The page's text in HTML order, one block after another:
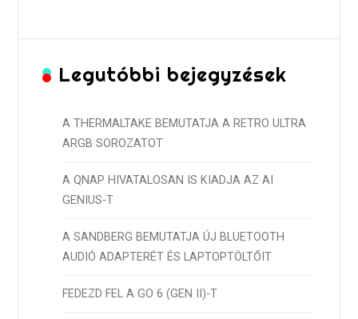
Legutóbbi bejegyzések
A THERMALTAKE BEMUTATJA A RETRO ULTRA
ARGB SOROZATOT
A QNAP HIVATALOSAN IS KIADJA AZ AI
GENIUS-T
A SANDBERG BEMUTATJA ÚJ BLUETOOTH
AUDIÓ ADAPTERÉT ÉS LAPTOPTÖLTŐIT
FEDEZD FEL A GO 6 (GEN II)-T